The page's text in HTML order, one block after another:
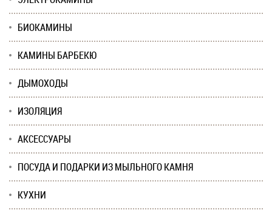
БИОКАМИНЫ
КАМИНЫ БАРБЕКЮ
ДЫМОХОДЫ
ИЗОЛЯЦИЯ
АКСЕССУАРЫ
ПОСУДА И ПОДАРКИ ИЗ МЫЛЬНОГО КАМНЯ
КУХНИ